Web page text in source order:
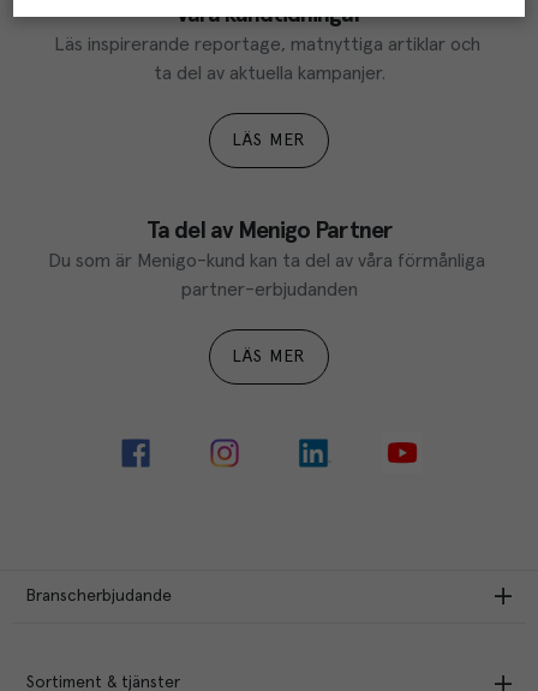
Våra kundtidningar
Läs inspirerande reportage, matnyttiga artiklar och
ta del av aktuella kampanjer.
LÄS MER
Ta del av Menigo Partner
Du som är Menigo-kund kan ta del av våra förmånliga
partner-erbjudanden
LÄS MER
Branscherbjudande
Sortiment & tjänster